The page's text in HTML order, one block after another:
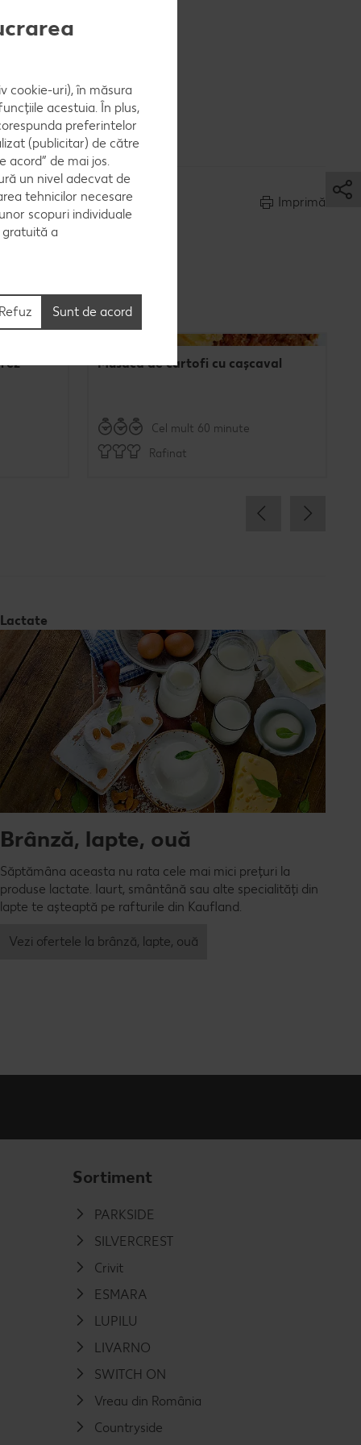
în
Imprimă
Musaca de cartofi cu cașcaval
Cel mult 60 minute
Rafinat
Lactate
Brânză, lapte, ouă
Săptămâna aceasta nu rata cele mai mici prețuri la
produse lactate. Iaurt, smântână sau alte specialități din
lapte te așteaptă pe rafturile din Kaufland.
Vezi ofertele la brânză, lapte, ouă
Sortiment
PARKSIDE
SILVERCREST
Crivit
ESMARA
LUPILU
LIVARNO
SWITCH ON
Vreau din România
Countryside
cookie-uri), în măsura
acestuia. În plus,
preferintelor
(publicitar) de către
acord” de mai jos.
un nivel adecvat de
tehnicilor necesare
scopuri individuale
gratuită a
Refuz Sunt de acord